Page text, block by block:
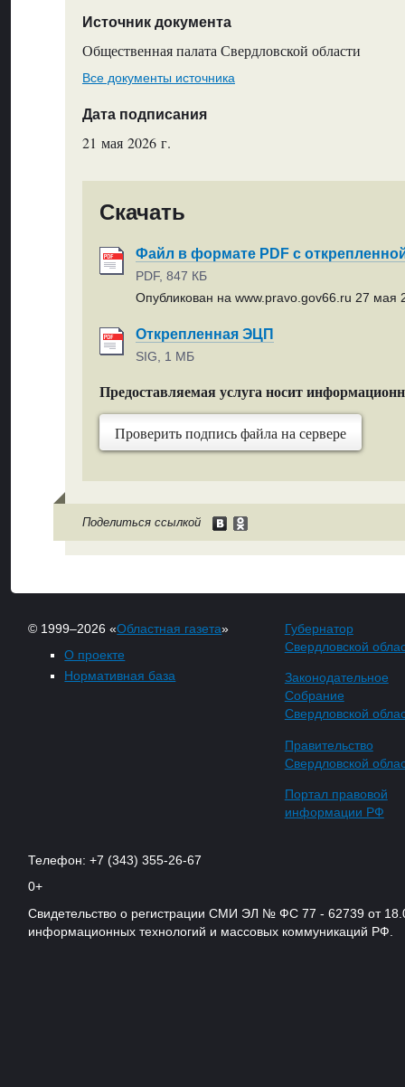
Источник документа
Общественная палата Свердловской области
Все документы источника
Дата подписания
21 мая 2026 г.
Скачать
Файл в формате PDF с
PDF, 847 КБ
Опубликован на www.pravo.gov66.ru 27 мая
Открепленная ЭЦП
SIG, 1 МБ
Предоставляемая услуга носит
Проверить подпись файла на сервере
Поделиться ссылкой
© 1999–2026 «Областная газета»
О проекте
Нормативная база
Губернатор
Свердловской
Законодательное
Собрание
Свердловской
Правительство
Свердловской
Портал правовой
информации РФ
Телефон: +7 (343) 355-26-67
0+
Свидетельство о регистрации СМИ ЭЛ № ФС 77 - 62739 от
информационных технологий и массовых коммуникаций РФ.